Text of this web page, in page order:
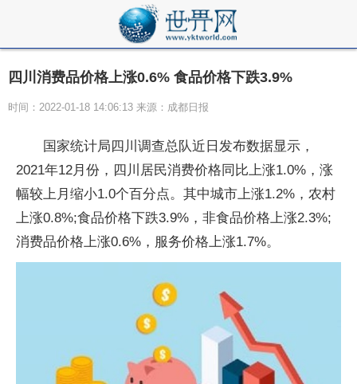
四川消费品价格上涨0.6% 食品价格下跌3.9%
时间：2022-01-18 14:06:13 来源：成都日报
国家统计局四川调查总队近日发布数据显示，
2021年12月份，四川居民消费价格同比上涨1.0%，涨
幅较上月缩小1.0个百分点。其中城市上涨1.2%，农村
上涨0.8%;食品价格下跌3.9%，非食品价格上涨2.3%;
消费品价格上涨0.6%，服务价格上涨1.7%。